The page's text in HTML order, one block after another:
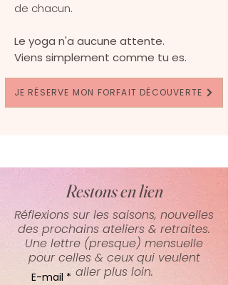
de chacun.
Le yoga n'a aucune attente.
Viens simplement comme tu es.
JE RÉSERVE MON FORFAIT DÉCOUVERTE
Restons en lien
Réflexions sur les saisons, nouvelles
des prochains ateliers & retraites.
Une lettre (presque) mensuelle
pour celles & ceux qui veulent
aller plus loin.
E-mail *